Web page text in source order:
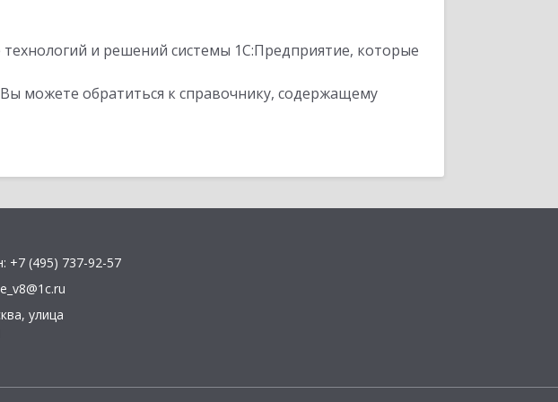
и решений системы 1С:Предприятие, которые
можете обратиться к справочнику, содержащему
+7 (495) 737-92-57
, улица